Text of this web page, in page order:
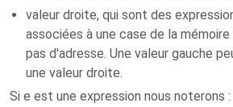
valeur droite, qui sont des
associées à une case de la
pas d'adresse. Une valeur gauche
une valeur droite.
Si e est une expression nous noterons :